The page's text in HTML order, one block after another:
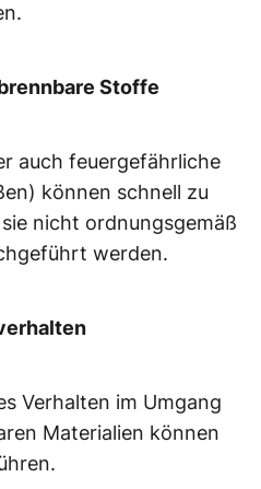
Stoffe
auch feuergefährliche
können schnell zu
nicht ordnungsgemäß
werden.
Verhalten im Umgang
Materialien können